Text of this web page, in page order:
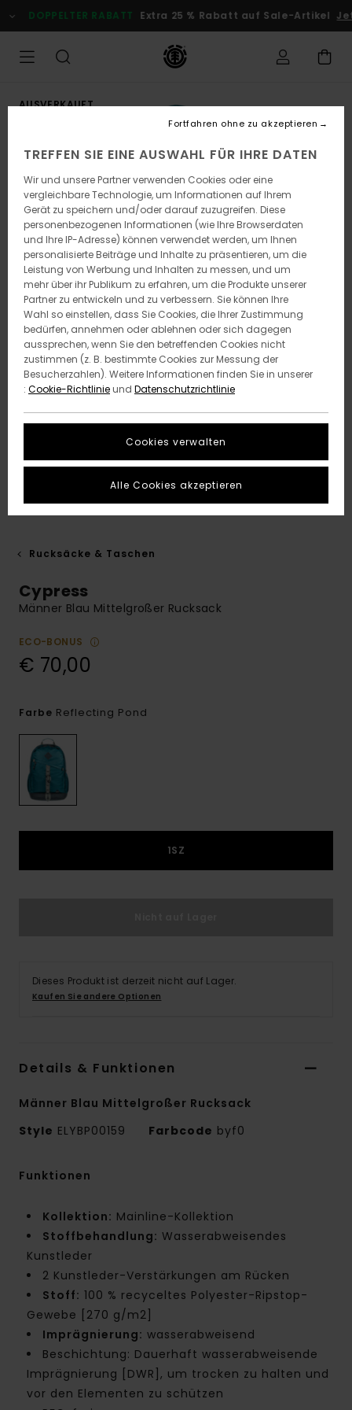
zur
Produktinformation
DOPPELTER RABATT Extra 25 % Rabatt auf Sale-Artikel
AUSVERKAUFT
Rucksäcke & Taschen
Cypress
Männer Blau Mittelgroßer Rucksack
ECO-BONUS
€ 70,00
Farbe Reflecting Pond
1SZ
Dieses Produkt ist derzeit nicht auf Lager.
Kaufen Sie andere Optionen
Details & Funktionen
Männer Blau Mittelgroßer Rucksack
Style ELYBP00159 Farbcode byf0
Funktionen
Kollektion: Mainline-Kollektion
Stoffbehandlung: Wasserabweisendes
Kunstleder
2 Kunstleder-Verstärkungen am Rücken
Stoff: 100 % recyceltes Polyester-Ripstop-
Gewebe [270 g/m2]
Imprägnierung: wasserabweisend
Beschichtung: Dauerhaft wasserabweisende
Imprägnierung [DWR], um trocken zu halten und
vor den Elementen zu schützen
TREFFEN SIE EINE AUSWAHL FÜR IHRE DATEN
Wir und unsere Partner verwenden Cookies oder eine
vergleichbare Technologie, um Informationen auf Ihrem
Gerät zu speichern und/oder darauf zuzugreifen. Diese
personenbezogenen Informationen (wie Ihre Browserdaten
und Ihre IP-Adresse) können verwendet werden, um Ihnen
personalisierte Beiträge und Inhalte zu präsentieren, um die
Leistung von Werbung und Inhalten zu messen, und um
mehr über ihr Publikum zu erfahren, um die Produkte unserer
Partner zu entwickeln und zu verbessern. Sie können Ihre
Wahl so einstellen, dass Sie Cookies, die Ihrer Zustimmung
bedürfen, annehmen oder ablehnen oder sich dagegen
aussprechen, wenn Sie den betreffenden Cookies nicht
zustimmen (z. B. bestimmte Cookies zur Messung der
Besucherzahlen). Weitere Informationen finden Sie in unserer
: Cookie-Richtlinieund Datenschutzrichtlinie
Cookies verwalten
Fortfahren ohne zu akzeptieren
Alle Cookies akzeptieren